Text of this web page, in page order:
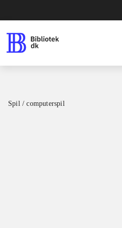
Spil / computerspil